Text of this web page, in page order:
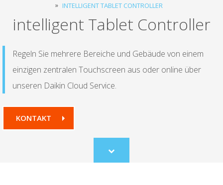
INTELLIGENT TABLET CONTROLLER
intelligent Tablet Controller
Regeln Sie mehrere Bereiche und Gebäude von einem
einzigen zentralen Touchscreen aus oder online über
unseren Daikin Cloud Service.
KONTAKT
Scroll
to